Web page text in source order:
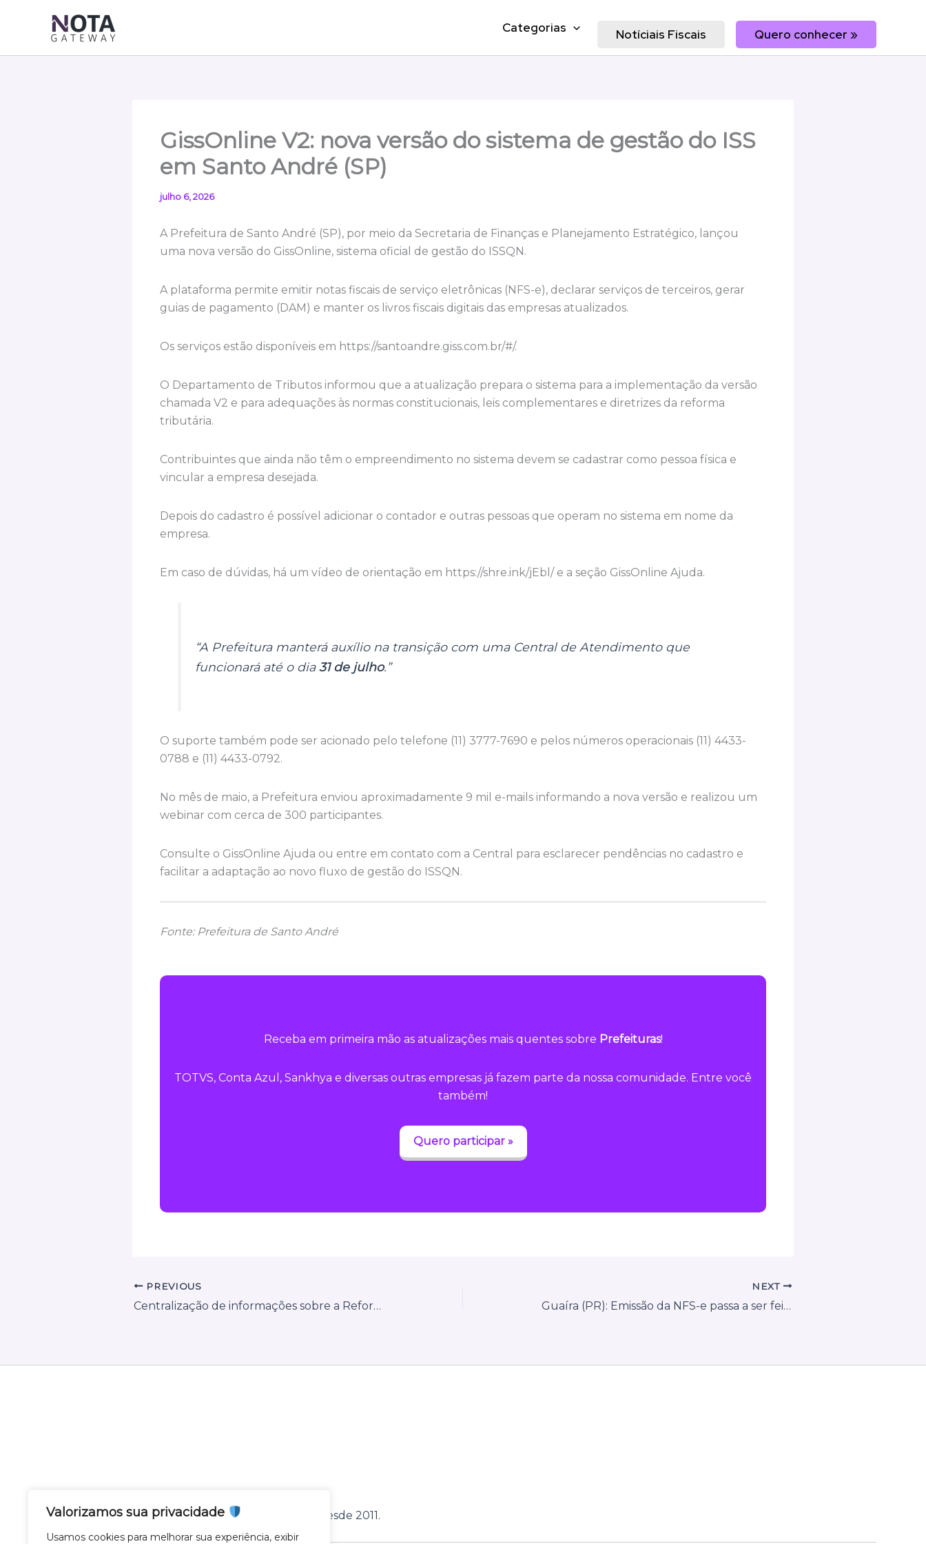
Valorizamos sua privacidade
Usamos cookies para melhorar sua experiência, exibir
Categorias Notíciais Fiscais Quero conhecer »
GissOnline V2: nova versão do sistema de gestão do ISS
em Santo André (SP)
julho 6, 2026
A Prefeitura de Santo André (SP), por meio da Secretaria de Finanças e Planejamento Estratégico, lançou
uma nova versão do GissOnline, sistema oficial de gestão do ISSQN.
A plataforma permite emitir notas fiscais de serviço eletrônicas (NFS-e), declarar serviços de terceiros, gerar
guias de pagamento (DAM) e manter os livros fiscais digitais das empresas atualizados.
Os serviços estão disponíveis em https://santoandre.giss.com.br/#/.
O Departamento de Tributos informou que a atualização prepara o sistema para a implementação da versão
chamada V2 e para adequações às normas constitucionais, leis complementares e diretrizes da reforma
tributária.
Contribuintes que ainda não têm o empreendimento no sistema devem se cadastrar como pessoa física e
vincular a empresa desejada.
Depois do cadastro é possível adicionar o contador e outras pessoas que operam no sistema em nome da
empresa.
Em caso de dúvidas, há um vídeo de orientação em https://shre.ink/jEbl/ e a seção GissOnline Ajuda.
“A Prefeitura manterá auxílio na transição com uma Central de Atendimento que
funcionará até o dia31 de julho.”
O suporte também pode ser acionado pelo telefone (11) 3777-7690 e pelos números operacionais (11) 4433-
0788 e (11) 4433-0792.
No mês de maio, a Prefeitura enviou aproximadamente 9 mil e-mails informando a nova versão e realizou um
webinar com cerca de 300 participantes.
Consulte o GissOnline Ajuda ou entre em contato com a Central para esclarecer pendências no cadastro e
facilitar a adaptação ao novo fluxo de gestão do ISSQN.
Fonte: Prefeitura de Santo André
Receba em primeira mão as atualizações mais quentes sobre Prefeituras!
TOTVS, Conta Azul, Sankhya e diversas outras empresas já fazem parte da nossa comunidade. Entre você
também!
Quero participar »
PREVIOUS
Centralização de informações sobre a Reforma Tributária do Consumo — Bauru (SP)
NEXT
Guaíra (PR): Emissão da NFS-e passa a ser feita exclusivamente pelo Emissor Nacional a partir de
Nota Gateway - Feito com em Belo Horizonte, desde 2011.